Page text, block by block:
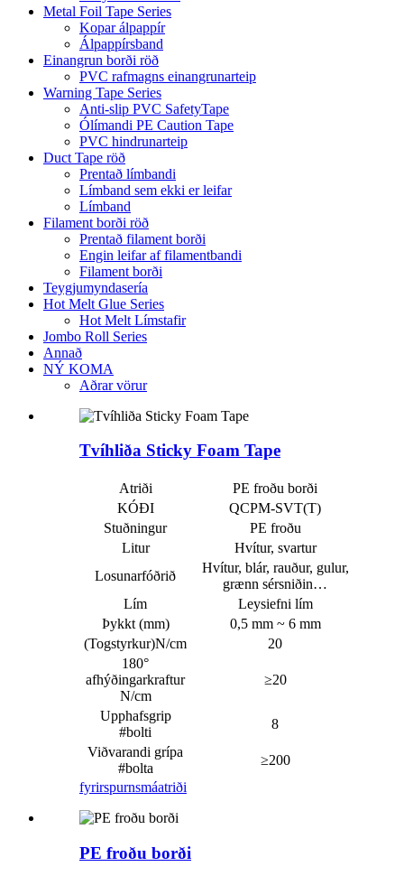
Metal Foil Tape Series
Kopar álpappír
Álpappírsband
Einangrun borði röð
PVC rafmagns einangrunarteip
Warning Tape Series
Anti-slip PVC SafetyTape
Ólímandi PE Caution Tape
PVC hindrunarteip
Duct Tape röð
Prentað límbandi
Límband sem ekki er leifar
Límband
Filament borði röð
Prentað filament borði
Engin leifar af filamentbandi
Filament borði
Teygjumyndasería
Hot Melt Glue Series
Hot Melt Límstafir
Jombo Roll Series
Annað
NÝ KOMA
Aðrar vörur
Tvíhliða Sticky Foam Tape
Atriði
PE froðu borði
KÓÐI
QCPM-SVT(T)
Stuðningur
PE froðu
Litur
Hvítur, svartur
Losunarfóðrið
Hvítur, blár, rauður, gulur,
grænn sérsniðin…
Lím
Leysiefni lím
Þykkt (mm)
0,5 mm ~ 6 mm
(Togstyrkur)N/cm
20
180°
afhýðingarkraftur
N/cm
≥20
Upphafsgrip
#bolti
8
Viðvarandi grípa
#bolta
≥200
fyrirspurnsmáatriði
PE froðu borði